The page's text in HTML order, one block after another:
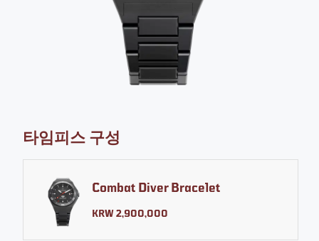
NAGEUR DE COMBAT
42 MM
두께
12 MM
방수 기능
200 M
타임피스 구성
Combat Diver Bracelet
KRW 2,900,000